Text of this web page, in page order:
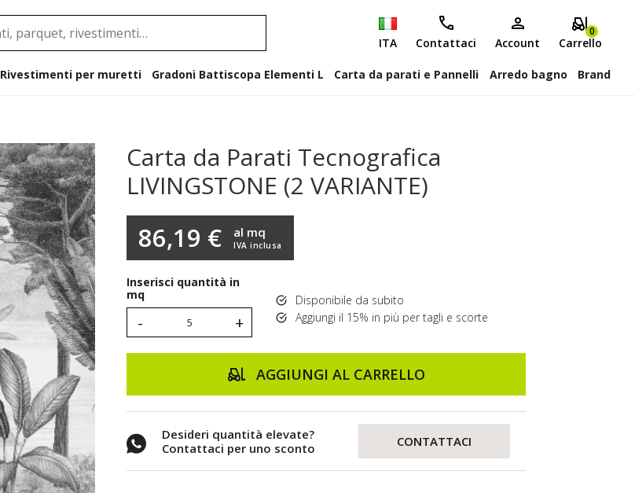
ITA Contattaci Account
0
Carrello
Rivestimenti per muretti Gradoni Battiscopa Elementi L Carta da parati e Pannelli Arredo bagno Brand
Carta da Parati Tecnografica
LIVINGSTONE (2 VARIANTE)
86,19 € IVA inclusa
al mq
Inserisci quantità in
mq
- +
Disponibile da subito
Aggiungi il 15% in più per tagli e scorte
AGGIUNGI AL CARRELLO
Desideri quantità elevate?
Contattaci per uno sconto
CONTATTACI